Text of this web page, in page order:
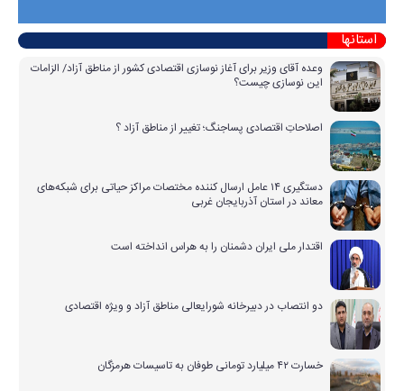
استانها
وعده آقای وزیر برای آغاز نوسازی اقتصادی کشور از مناطق آزاد/ الزامات
این نوسازی چیست؟
اصلاحاتِ اقتصادی پساجنگ؛ تغییر از مناطق آزاد ؟
دستگیری ۱۴ عامل ارسال کننده مختصات مراکز حیاتی برای شبکه‌های
معاند در استان آذربایجان غربی
اقتدار ملی ایران دشمنان را به هراس انداخته است
دو انتصاب در دبیرخانه شورایعالی مناطق آزاد و ویژه اقتصادی
خسارت ۴۲ میلیارد تومانی طوفان به تاسیسات هرمزگان